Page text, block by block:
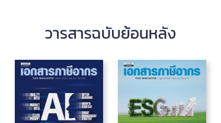
วารสารฉบับย้อนหลัง